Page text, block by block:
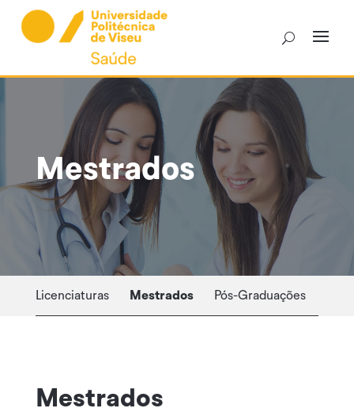
content
Mestrados
Licenciaturas Mestrados Pós-Graduações
Mestrados